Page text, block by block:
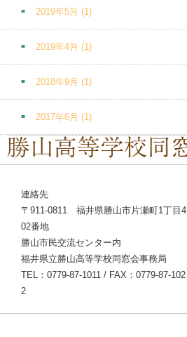
2019年5月 (1)
2019年4月 (1)
2018年9月 (1)
2017年6月 (1)
連絡先
〒911-0811 福井県勝山市片瀬町1丁目4
02番地
勝山市民交流センター内
福井県立勝山高等学校同窓会事務局
TEL：0779-87-1011 / FAX：0779-87-102
2